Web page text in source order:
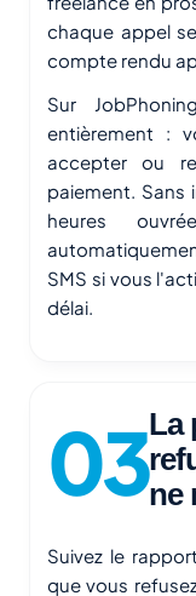
chaque appel
compte rendu
Sur
entièrement :
accepter ou
paiement. Sans
heures
SMS si vous
délai.
La
ne
Suivez le
que vous